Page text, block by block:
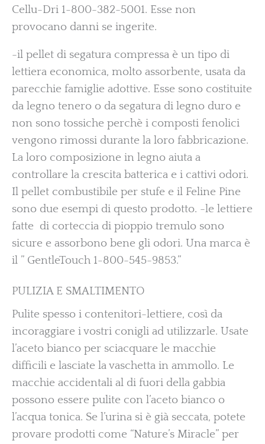
Cellu-Dri 1-800-382-5001. Esse non
provocano danni se ingerite.
-il pellet di segatura compressa è un tipo di
lettiera economica, molto assorbente, usata da
parecchie famiglie adottive. Esse sono costituite
da legno tenero o da segatura di legno duro e
non sono tossiche perchè i composti fenolici
vengono rimossi durante la loro fabbricazione.
La loro composizione in legno aiuta a
controllare la crescita batterica e i cattivi odori.
Il pellet combustibile per stufe e il Feline Pine
sono due esempi di questo prodotto. -le lettiere
fatte di corteccia di pioppio tremulo sono
sicure e assorbono bene gli odori. Una marca è
il ” GentleTouch 1-800-545-9853.”
PULIZIA E SMALTIMENTO
Pulite spesso i contenitori-lettiere, così da
incoraggiare i vostri conigli ad utilizzarle. Usate
l’aceto bianco per sciacquare le macchie
difficili e lasciate la vaschetta in ammollo. Le
macchie accidentali al di fuori della gabbia
possono essere pulite con l’aceto bianco o
l’acqua tonica. Se l’urina si è già seccata, potete
provare prodotti come “Nature’s Miracle” per